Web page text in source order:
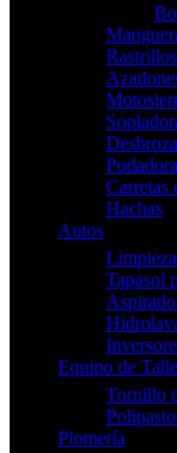
Rastrillos
Carretas
Hachas
Autos
Tapasol
Equipo de
Tornillo
Plomería